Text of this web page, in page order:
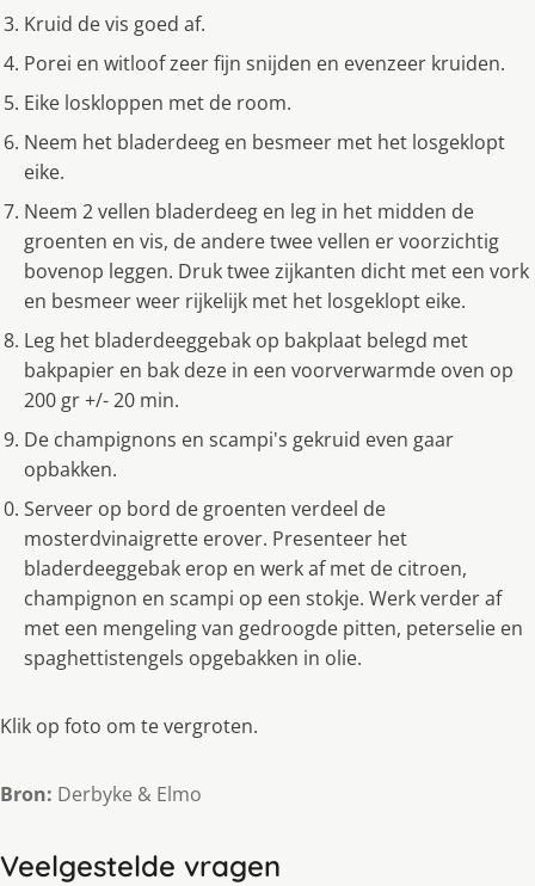
Kruid de vis goed af.
Porei en witloof zeer fijn snijden en evenzeer kruiden.
Eike loskloppen met de room.
Neem het bladerdeeg en besmeer met het losgeklopt
eike.
Neem 2 vellen bladerdeeg en leg in het midden de
groenten en vis, de andere twee vellen er voorzichtig
bovenop leggen. Druk twee zijkanten dicht met een vork
en besmeer weer rijkelijk met het losgeklopt eike.
Leg het bladerdeeggebak op bakplaat belegd met
bakpapier en bak deze in een voorverwarmde oven op
200 gr +/- 20 min.
De champignons en scampi's gekruid even gaar
opbakken.
Serveer op bord de groenten verdeel de
mosterdvinaigrette erover. Presenteer het
bladerdeeggebak erop en werk af met de citroen,
champignon en scampi op een stokje. Werk verder af
met een mengeling van gedroogde pitten, peterselie en
spaghettistengels opgebakken in olie.
Klik op foto om te vergroten.
Bron: Derbyke & Elmo
Veelgestelde vragen